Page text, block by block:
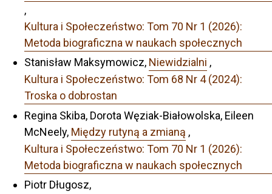
,
Kultura i Społeczeństwo: Tom 70 Nr 1 (2026):
Metoda biograficzna w naukach społecznych
Stanisław Maksymowicz, Niewidzialni ,
Kultura i Społeczeństwo: Tom 68 Nr 4 (2024):
Troska o dobrostan
Regina Skiba, Dorota Węziak-Białowolska, Eileen
McNeely, Między rutyną a zmianą ,
Kultura i Społeczeństwo: Tom 70 Nr 1 (2026):
Metoda biograficzna w naukach społecznych
Piotr Długosz,